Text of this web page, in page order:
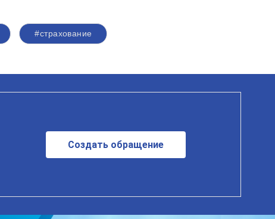
#страхование
Создать обращение